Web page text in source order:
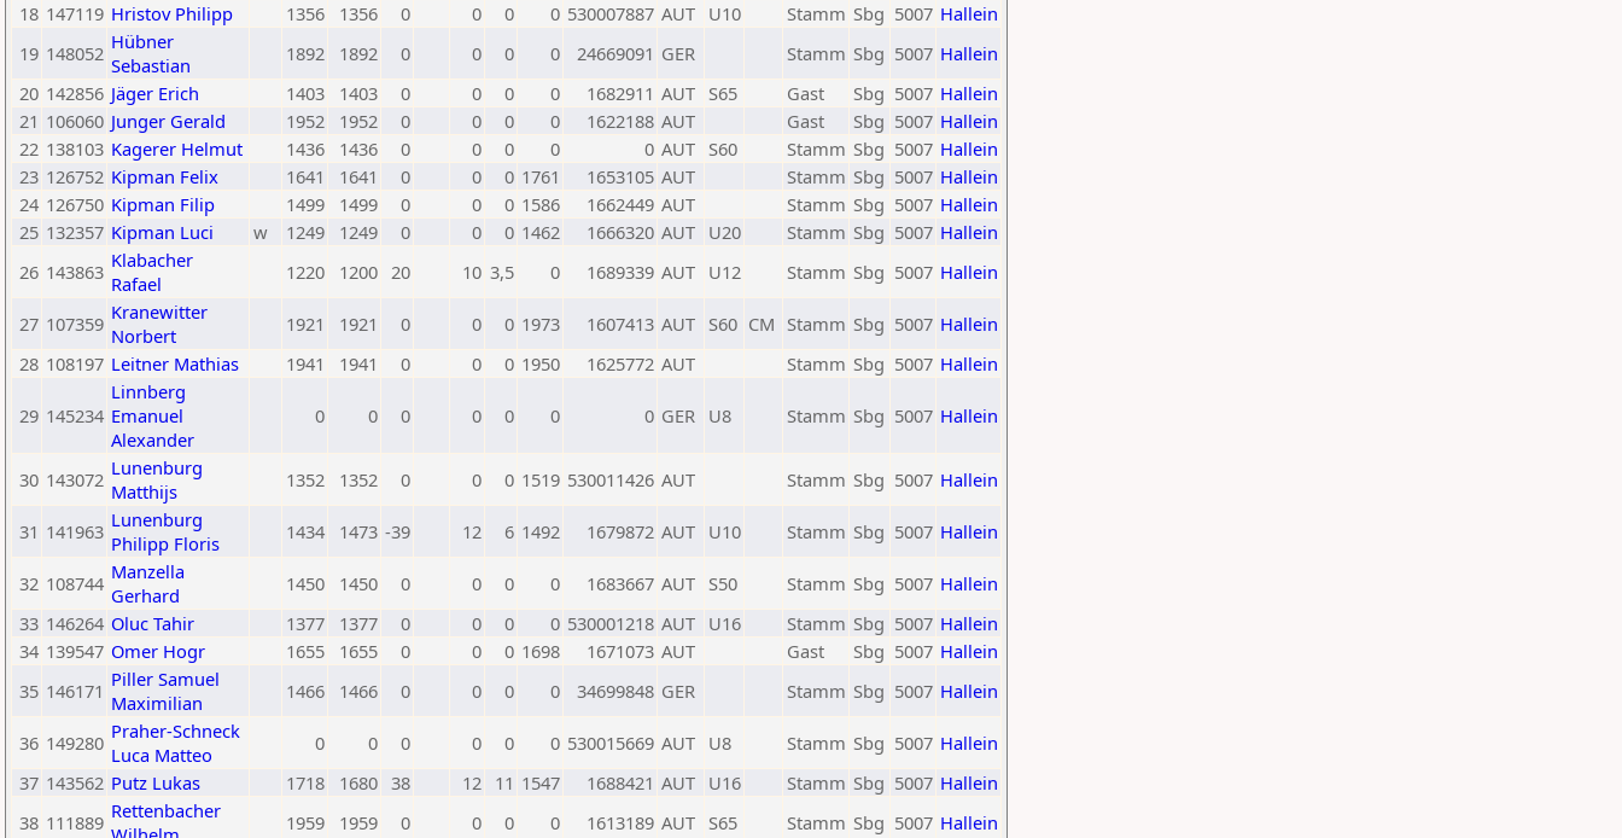
18 147119 Hristov Philipp 1356 1356 0 0 0 0 530007887 AUT U10 Stamm Sbg 5007 Hallein
19 148052 Hübner
Sebastian
1892 1892 0 0 0 0 24669091 GER Stamm Sbg 5007 Hallein
20 142856 Jäger Erich 1403 1403 0 0 0 0 1682911 AUT S65 Gast Sbg 5007 Hallein
21 106060 Junger Gerald 1952 1952 0 0 0 0 1622188 AUT Gast Sbg 5007 Hallein
22 138103 Kagerer Helmut 1436 1436 0 0 0 0 0 AUT S60 Stamm Sbg 5007 Hallein
23 126752 Kipman Felix 1641 1641 0 0 0 1761 1653105 AUT Stamm Sbg 5007 Hallein
24 126750 Kipman Filip 1499 1499 0 0 0 1586 1662449 AUT Stamm Sbg 5007 Hallein
25 132357 Kipman Luci w 1249 1249 0 0 0 1462 1666320 AUT U20 Stamm Sbg 5007 Hallein
26 143863 Klabacher
Rafael
1220 1200 20 10 3,5 0 1689339 AUT U12 Stamm Sbg 5007 Hallein
27 107359 Kranewitter
Norbert
1921 1921 0 0 0 1973 1607413 AUT S60 CM Stamm Sbg 5007 Hallein
28 108197 Leitner Mathias 1941 1941 0 0 0 1950 1625772 AUT Stamm Sbg 5007 Hallein
29 145234
Linnberg
Emanuel
Alexander
0 0 0 0 0 0 0 GER U8 Stamm Sbg 5007 Hallein
30 143072 Lunenburg
Matthijs
1352 1352 0 0 0 1519 530011426 AUT Stamm Sbg 5007 Hallein
31 141963 Lunenburg
Philipp Floris
1434 1473 -39 12 6 1492 1679872 AUT U10 Stamm Sbg 5007 Hallein
32 108744 Manzella
Gerhard
1450 1450 0 0 0 0 1683667 AUT S50 Stamm Sbg 5007 Hallein
33 146264 Oluc Tahir 1377 1377 0 0 0 0 530001218 AUT U16 Stamm Sbg 5007 Hallein
34 139547 Omer Hogr 1655 1655 0 0 0 1698 1671073 AUT Gast Sbg 5007 Hallein
35 146171 Piller Samuel
Maximilian
1466 1466 0 0 0 0 34699848 GER Stamm Sbg 5007 Hallein
36 149280 Praher-Schneck
Luca Matteo
0 0 0 0 0 0 530015669 AUT U8 Stamm Sbg 5007 Hallein
37 143562 Putz Lukas 1718 1680 38 12 11 1547 1688421 AUT U16 Stamm Sbg 5007 Hallein
38 111889 Rettenbacher
1959 1959 0 0 0 0 1613189 AUT S65 Stamm Sbg 5007 Hallein